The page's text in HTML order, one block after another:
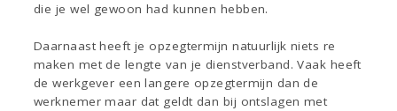
die je wel gewoon had kunnen hebben.
Daarnaast heeft je opzegtermijn natuurlijk niets re
maken met de lengte van je dienstverband. Vaak heeft
de werkgever een langere opzegtermijn dan de
werknemer maar dat geldt dan bij ontslagen met